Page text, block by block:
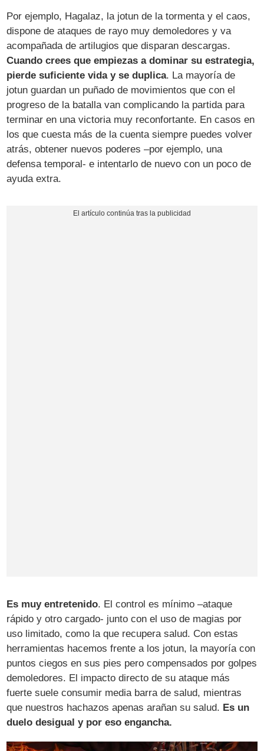
Por ejemplo, Hagalaz, la jotun de la tormenta y el caos,
dispone de ataques de rayo muy demoledores y va
acompañada de artilugios que disparan descargas.
Cuando crees que empiezas a dominar su estrategia,
pierde suficiente vida y se duplica. La mayoría de
jotun guardan un puñado de movimientos que con el
progreso de la batalla van complicando la partida para
terminar en una victoria muy reconfortante. En casos en
los que cuesta más de la cuenta siempre puedes volver
atrás, obtener nuevos poderes –por ejemplo, una
defensa temporal- e intentarlo de nuevo con un poco de
ayuda extra.
Es muy entretenido. El control es mínimo –ataque
rápido y otro cargado- junto con el uso de magias por
uso limitado, como la que recupera salud. Con estas
herramientas hacemos frente a los jotun, la mayoría con
puntos ciegos en sus pies pero compensados por golpes
demoledores. El impacto directo de su ataque más
fuerte suele consumir media barra de salud, mientras
que nuestros hachazos apenas arañan su salud. Es un
duelo desigual y por eso engancha.